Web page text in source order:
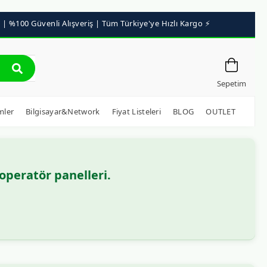
Sepetim
Bilgisayar&Network Fiyat Listeleri BLOG OUTLET
panelleri.